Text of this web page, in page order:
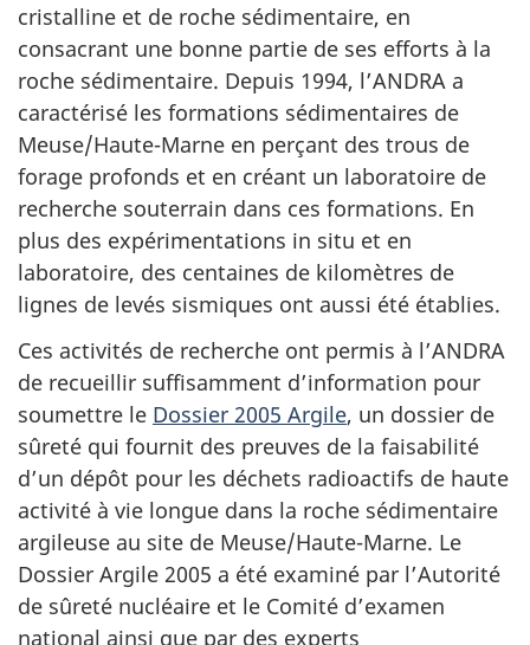
cristalline et de roche sédimentaire, en
consacrant une bonne partie de ses efforts à la
roche sédimentaire. Depuis 1994, l’ANDRA a
caractérisé les formations sédimentaires de
Meuse/Haute-Marne en perçant des trous de
forage profonds et en créant un laboratoire de
recherche souterrain dans ces formations. En
plus des expérimentations in situ et en
laboratoire, des centaines de kilomètres de
lignes de levés sismiques ont aussi été établies.
Ces activités de recherche ont permis à l’ANDRA
de recueillir suffisamment d’information pour
soumettre le Dossier 2005 Argile, un dossier de
sûreté qui fournit des preuves de la faisabilité
d’un dépôt pour les déchets radioactifs de haute
activité à vie longue dans la roche sédimentaire
argileuse au site de Meuse/Haute-Marne. Le
Dossier Argile 2005 a été examiné par l’Autorité
de sûreté nucléaire et le Comité d’examen
national ainsi que par des experts